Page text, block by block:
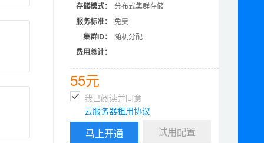
存储模式： 分布式集群存储
服务标准： 免费
集群ID： 随机分配
费用总计：
55元
我已阅读并同意
云服务器租用协议
试用配置